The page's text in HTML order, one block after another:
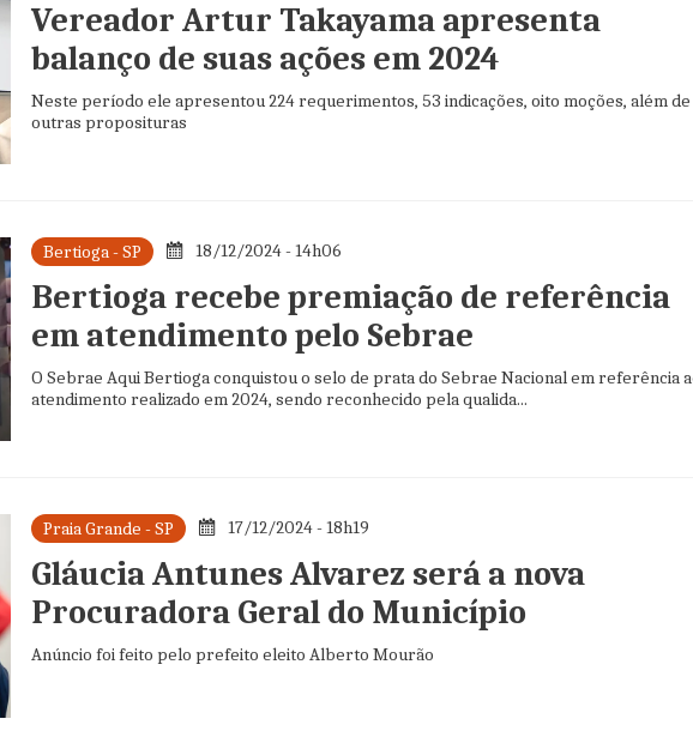
Vereador Artur Takayama apresenta
balanço de suas ações em 2024
Neste período ele apresentou 224 requerimentos, 53 indicações, oito moções, além de
outras proposituras
Bertioga - SP 18/12/2024 - 14h06
Bertioga recebe premiação de referência
em atendimento pelo Sebrae
O Sebrae Aqui Bertioga conquistou o selo de prata do Sebrae Nacional em referência
atendimento realizado em 2024, sendo reconhecido pela qualida...
Praia Grande - SP 17/12/2024 - 18h19
Gláucia Antunes Alvarez será a nova
Procuradora Geral do Município
Anúncio foi feito pelo prefeito eleito Alberto Mourão